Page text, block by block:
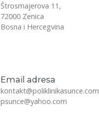
Štrosmajerova 11,
72000 Zenica
Bosna i Hercegvina
Email adresa
kontakt@poliklinikasunce.com
psunce@yahoo.com